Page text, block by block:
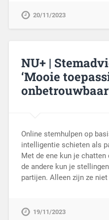
20/11/2023
NU+ |
‘Mooie
Online stemhulpen op
intelligentie schieten als
Met de ene kun je chatten
de andere kun je
partijen. Alleen zijn ze
19/11/2023